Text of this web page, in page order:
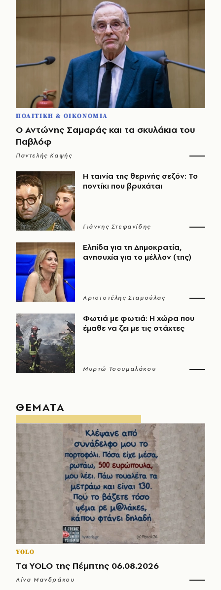
ΠΟΛΙΤΙΚΗ & ΟΙΚΟΝΟΜΙΑ
Ο Αντώνης Σαμαράς και τα σκυλάκια του
Παβλόφ
Παντελής Καψής
Η ταινία της θερινής σεζόν: Το
ποντίκι που βρυχάται
Γιάννης Στεφανίδης
Ελπίδα για τη Δημοκρατία,
ανησυχία για το μέλλον (της)
Αριστοτέλης Σταμούλας
Φωτιά με φωτιά: Η χώρα που
έμαθε να ζει με τις στάχτες
Μυρτώ Τσουμαλάκου
ΘΕΜΑΤΑ
YOLO
Τα YOLO της Πέμπτης 06.08.2026
Λίνα Μανδράκου